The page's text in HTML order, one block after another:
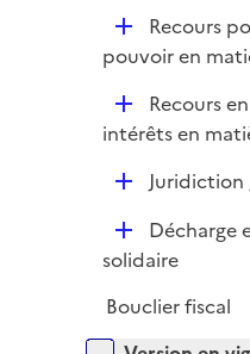
i
D
é
i
Recours
pouvoir en
D
é
e
r
Recours
intérêts en
D
l
e
Juridiction
D
é
l
i
Décharge
solidaire
Bouclier fiscal